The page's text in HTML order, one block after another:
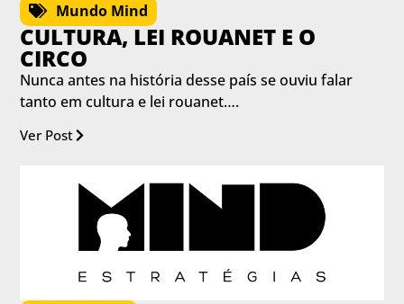
Mundo Mind
CULTURA, LEI ROUANET E O
CIRCO
Nunca antes na história desse país se ouviu falar
tanto em cultura e lei rouanet….
Ver Post